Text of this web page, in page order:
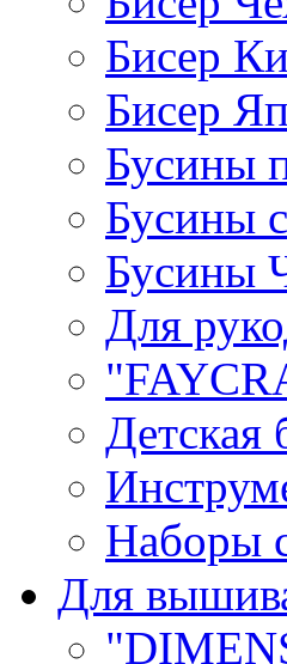
Бисер
Бисер
Бусины
Бусины
Бусины
Для
Детская
Наборы
Для